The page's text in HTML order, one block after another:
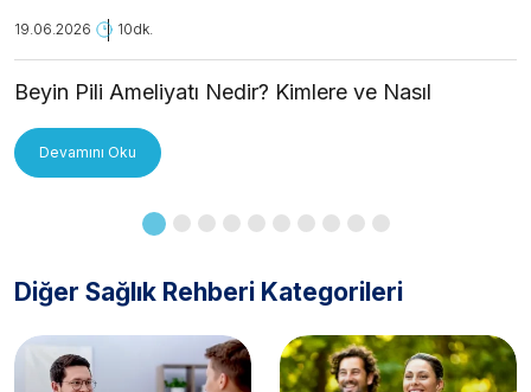
19.06.2026 10dk.
Beyin Pili Ameliyatı Nedir? Kimlere ve Nasıl
Devamını Oku
Diğer Sağlık Rehberi Kategorileri